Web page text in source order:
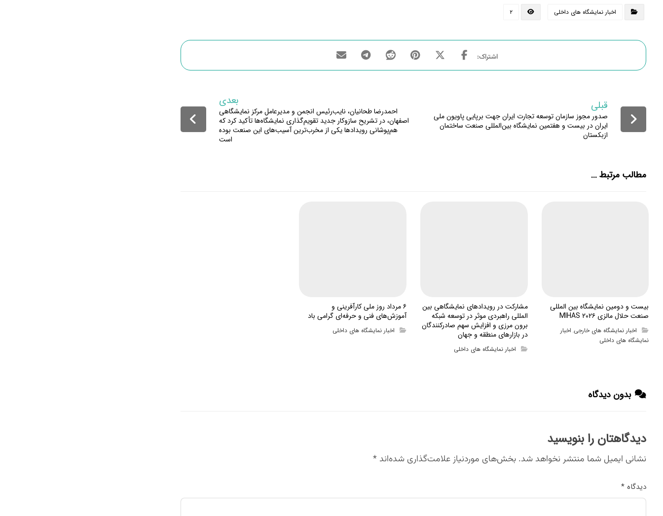
اخبار نمایشگاه های داخلی ۲
قبلی
صدور مجوز سازمان توسعه تجارت ایران جهت برپایی پاویون ملی
ایران در بیست و هفتمین نمایشگاه بین‌المللی صنعت ساختمان
ازبکستان
بعدی
احمدرضا طحانیان، نایب‌رئیس انجمن و مدیرعامل مرکز نمایشگاهی
اصفهان، در تشریح سازوکار جدید تقویم‌گذاری نمایشگاه‌ها تأکید کرد که
هم‌پوشانی رویدادها یکی از مخرب‌ترین آسیب‌های این صنعت بوده
است
مطالب مرتبط ...
بیست و دومین نمایشگاه بین المللی
صنعت حلال مالزی MIHAS ۲۰۲۶
اخبار نمایشگاه های خارجی, اخبار
نمایشگاه های داخلی
مشارکت در رویدادهای نمایشگاهی بین
المللی راهبردی موثر در توسعه شبکه
برون مرزی و افزایش سهم صادرکنندگان
در بازارهای منطقه و جهان
اخبار نمایشگاه های داخلی
۶ مرداد روز ملی کارآفرینی و
آموزش‌های فنی و حرفه‌ای گرامی باد
اخبار نمایشگاه های داخلی
بدون دیدگاه
دیدگاهتان را بنویسید
نشانی ایمیل شما منتشر نخواهد شد. بخش‌های موردنیاز علامت‌گذاری شده‌اند *
دیدگاه *